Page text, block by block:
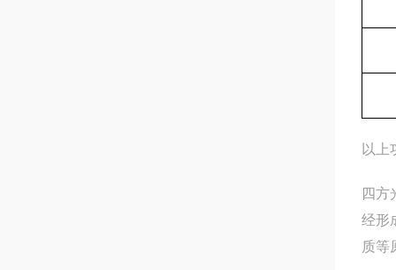
以上
四方
经形
质等